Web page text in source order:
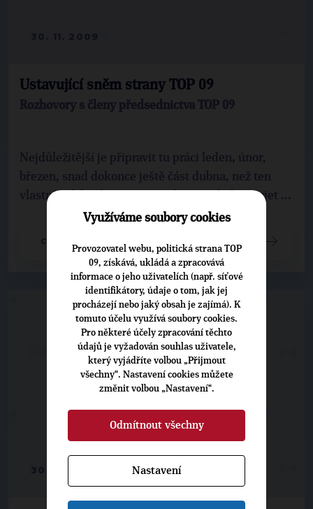
Ustavující sněm strany TOP 09
Rozhovory s členy předsednictva TOP 09
Nejdůležitější je připravit tu práci leden, únor,
březen, snad dokonce ještě část dubna, než ten
vlastní volební boj začíná. Lidi naše školit, rozjet ...
CELÝ ČLÁNEK
Využíváme soubory cookies
Provozovatel webu, politická strana TOP
09, získává, ukládá a zpracovává
informace o jeho uživatelích (např. síťové
identifikátory, údaje o tom, jak jej
procházejí nebo jaký obsah je zajímá). K
tomuto účelu využívá soubory cookies.
Pro některé účely zpracování těchto
údajů je vyžadován souhlas uživatele,
který vyjádříte volbou „Přijmout
všechny“. Nastavení cookies můžete
změnit volbou „Nastavení“.
Odmítnout všechny
Nastavení